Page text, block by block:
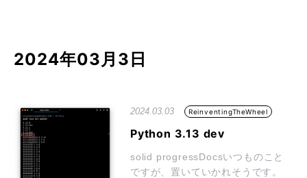
2024年03月3日
2024.03.03 ReinventingTheWheel
Python 3.13 dev
solid progressDocsいつものこと
ですが、置いていかれそうです。